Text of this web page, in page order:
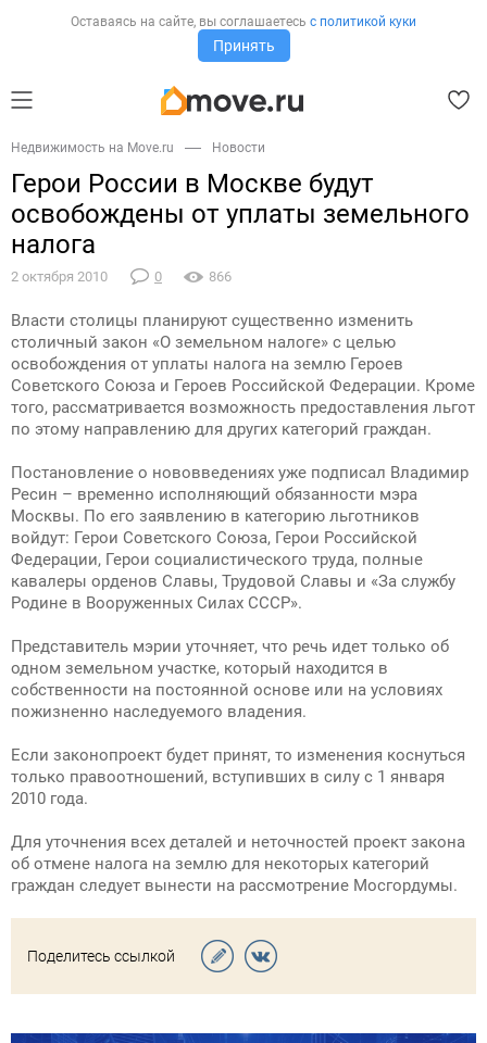
Оставаясь на сайте, вы соглашаетесь с политикой куки
Принять
Недвижимость на Move.ru Новости
Герои России в Москве будут
освобождены от уплаты земельного
налога
2 октября 2010 0 866
Власти столицы планируют существенно изменить
столичный закон «О земельном налоге» с целью
освобождения от уплаты налога на землю Героев
Советского Союза и Героев Российской Федерации. Кроме
того, рассматривается возможность предоставления льгот
по этому направлению для других категорий граждан.
Постановление о нововведениях уже подписал Владимир
Ресин – временно исполняющий обязанности мэра
Москвы. По его заявлению в категорию льготников
войдут: Герои Советского Союза, Герои Российской
Федерации, Герои социалистического труда, полные
кавалеры орденов Славы, Трудовой Славы и «За службу
Родине в Вооруженных Силах СССР».
Представитель мэрии уточняет, что речь идет только об
одном земельном участке, который находится в
собственности на постоянной основе или на условиях
пожизненно наследуемого владения.
Если законопроект будет принят, то изменения коснуться
только правоотношений, вступивших в силу с 1 января
2010 года.
Для уточнения всех деталей и неточностей проект закона
об отмене налога на землю для некоторых категорий
граждан следует вынести на рассмотрение Мосгордумы.
Поделитесь ссылкой